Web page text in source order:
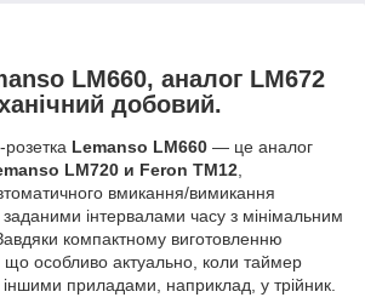
LM660, аналог LM672
добовий.
Lemanso LM660 — це аналог
LM720 и Feron TM12,
вмикання/вимикання
інтервалами часу з мінімальним
компактному виготовленню
особливо актуально, коли таймер
приладами, наприклад, у трійник.